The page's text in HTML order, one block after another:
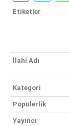
Etiketler
İlahi Adı
Kategori
Popülerlik
Yayıncı